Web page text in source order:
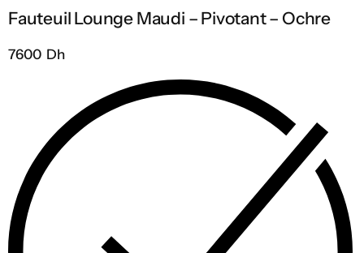
Fauteuil Lounge Maudi – Pivotant – Ochre
7600 Dh